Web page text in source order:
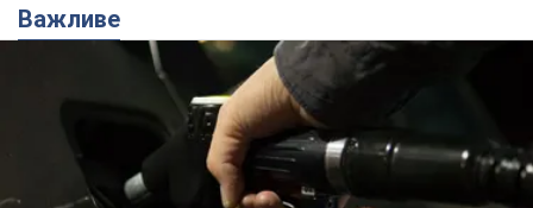
Важливе